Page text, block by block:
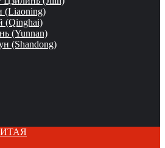
(Liaoning)
(Qinghai)
(Yunnan)
(Shandong)